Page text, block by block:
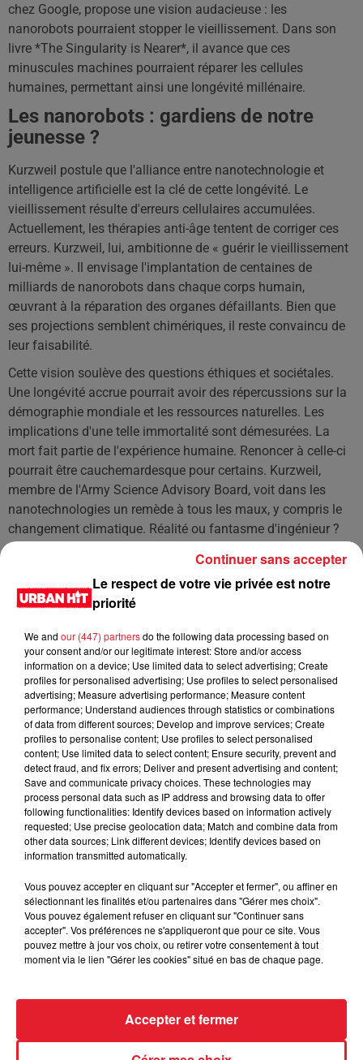
chez Google, propose une vision audacieuse : les
nanorobots pourraient stopper le vieillissement. Dans son
livre *The Singularity is Nearer*, il avance que ces
minuscules machines pourraient réparer les cellules
humaines, permettant ainsi une longévité millénaire.
Les nanorobots : gardiens de notre
jeunesse ?
Kurzweil postule que l'alliance entre nanotechnologie et
intelligence artificielle est la clé de cette longévité. Le
vieillissement résulte d'erreurs cellulaires accumulées.
Actuellement, les thérapies anti-âge tentent de corriger ces
erreurs. Kurzweil, lui, ambitionne de « guérir le vieillissement
lui-même ». Il envisage l'implantation de centaines de
milliards de nanorobots dans chaque corps humain,
œuvrant à la réparation des organes défaillants. Bien que
ses projections semblent chimériques, il reste convaincu de
leur faisabilité.
Cette vision soulève des questions éthiques et sociétales.
Une longévité accrue pourrait avoir des répercussions sur la
démographie mondiale et les ressources naturelles. Les
implications d'une telle immortalité sont démesurées. La
mort fait partie de l'expérience humaine. Renoncer à celle-ci
pourrait être cauchemardesque pour certains. Kurzweil,
membre de l'Army Science Advisory Board, voit dans les
nanotechnologies un remède à tous les maux, y compris le
changement climatique. Réalité ou fantasme d'ingénieur ?
LES DERNIÈRES NEWS Voir plus
Jay-Z se bat contre la grand-mère
Cassie met fin à une ex-escorte
masculine dans sa bataille...
Des vitres tombent de la tour
Montparnasse : des désaccords
entre...
Incendies en Gironde : encore
plusieurs semaines avant
l'extinction...
Bouches-du-Rhône : les ossements
Le respect de votre vie privée est notre
priorité
We and our (447) partnersdo the following data processing based on
your consent and/or our legitimate interest: Store and/or access
information on a device; Use limited data to select advertising; Create
profiles for personalised advertising; Use profiles to select personalised
advertising; Measure advertising performance; Measure content
performance; Understand audiences through statistics or combinations
of data from different sources; Develop and improve services; Create
profiles to personalise content; Use profiles to select personalised
content; Use limited data to select content; Ensure security, prevent and
detect fraud, and fix errors; Deliver and present advertising and content;
Save and communicate privacy choices. These technologies may
process personal data such as IP address and browsing data to offer
following functionalities: Identify devices based on information actively
requested; Use precise geolocation data; Match and combine data from
other data sources; Link different devices; Identify devices based on
information transmitted automatically.
Vous pouvez accepter en cliquant sur "Accepter et fermer", ou affiner en
sélectionnant les finalités et/ou partenaires dans "Gérer mes choix".
Vous pouvez également refuser en cliquant sur "Continuer sans
accepter". Vos préférences ne s'appliqueront que pour ce site. Vous
pouvez mettre à jour vos choix, ou retirer votre consentement à tout
moment via le lien "Gérer les cookies" situé en bas de chaque page.
Accepter et fermer
Continuer sans accepter